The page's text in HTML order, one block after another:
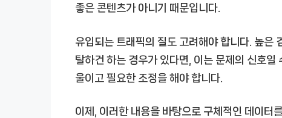
좋은 콘텐츠가 아니기 때문입니다.
유입되는 트래픽의 질도 고려해야 합니다. 높은
탈하건 하는 경우가 있다면, 이는 문제의 신호일
울이고 필요한 조정을 해야 합니다.
이제, 이러한 내용을 바탕으로 구체적인 데이터